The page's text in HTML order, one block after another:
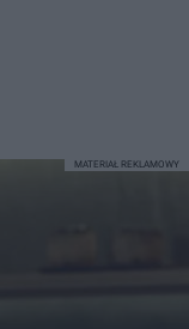
MATERIAŁ REKLAMOWY